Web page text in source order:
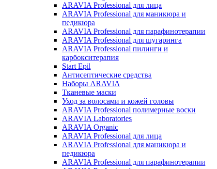
ARAVIA Professional для лица
ARAVIA Professional для маникюра и
педикюра
ARAVIA Professional для парафинотерапии
ARAVIA Professional для шугаринга
ARAVIA Professional пилинги и
карбокситерапия
Start Epil
Антисептические средства
Наборы ARAVIA
Тканевые маски
Уход за волосами и кожей головы
ARAVIA Professional полимерные воски
ARAVIA Laboratories
ARAVIA Organic
ARAVIA Professional для лица
ARAVIA Professional для маникюра и
педикюра
ARAVIA Professional для парафинотерапии